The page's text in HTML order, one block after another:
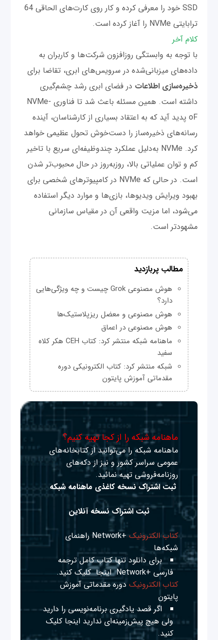
SSD خود را معرفی کرده و کار روی کارت‌های الحاقی 64
ترابایتی NVMe را آغاز کرده است.
کلام آخر
با توجه به وابستگی روزافزون شرکت‌ها و کاربران به
داده‌های میزبانی‌شده در سرویس‌های ابری، تقاضا برای
ذخیره‌سازی اطلاعات در فضای ابری رشد چشم‌گیری
داشته است. همین مسئله باعث شد تا فناوری NVMe-
oF پدید آید که به اعتقاد بسیاری از کارشناسان، آینده
رسانه‌های ذخیره‌ساز را دست‌خوش تحول عظیمی خواهد
کرد. NVMe به‌دلیل عملکرد چندوظیفه‌ای سریع با تاخیر
کم و توان عملیاتی بالا، روز‌به‌روز در حال محبوب‌تر شدن
است. در حالی که NVMe در کامپیوترهای شخصی برای
بهبود ویرایش ویدیوها، بازی‌ها و موارد دیگر استفاده
می‌شود، اما مزیت واقعی آن در مقیاس سازمانی
مشهودتر است.
مطالب پربازدید
هوش مصنوعی Grok چیست و چه ویژگی‌هایی
دارد؟
هوش مصنوعی و معضل ریزپلاستیک‌ها
هوش مصنوعی در اعماق
ماهنامه شبکه منتشر کرد: کتاب CEH هکر کلاه
سفید
شبکه منتشر کرد: کتاب الکترونیکی دوره
مقدماتی آموزش پایتون
ماهنامه شبکه را از کجا تهیه کنیم؟
ماهنامه شبکه را می‌توانید از کتابخانه‌های
عمومی سراسر کشور و نیز از دکه‌های
روزنامه‌فروشی تهیه نمائید.
ثبت اشتراک نسخه کاغذی ماهنامه شبکه
ثبت اشتراک نسخه آنلاین
کتاب الکترونیک
+Network راهنمای
شبکه‌ها
برای دانلود تنها کتاب کامل ترجمه
فارسی +Network
اینجا کلیک کنید.
کتاب الکترونیک دوره مقدماتی آموزش
پایتون
اگر قصد یادگیری برنامه‌نویسی را دارید
ولی هیچ پیش‌زمینه‌ای نداریداینجا کلیک
کنید.